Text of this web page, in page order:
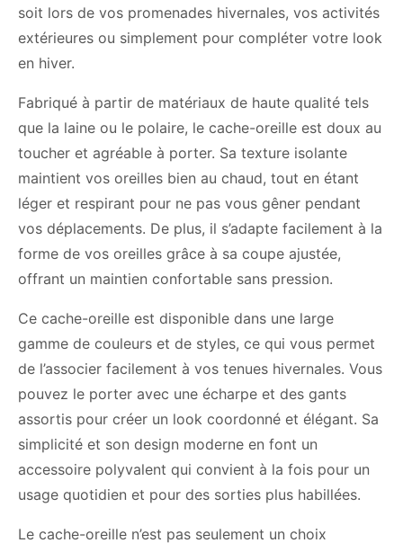
soit lors de vos promenades hivernales, vos activités
extérieures ou simplement pour compléter votre look
en hiver.
Fabriqué à partir de matériaux de haute qualité tels
que la laine ou le polaire, le cache-oreille est doux au
toucher et agréable à porter. Sa texture isolante
maintient vos oreilles bien au chaud, tout en étant
léger et respirant pour ne pas vous gêner pendant
vos déplacements. De plus, il s’adapte facilement à la
forme de vos oreilles grâce à sa coupe ajustée,
offrant un maintien confortable sans pression.
Ce cache-oreille est disponible dans une large
gamme de couleurs et de styles, ce qui vous permet
de l’associer facilement à vos tenues hivernales. Vous
pouvez le porter avec une écharpe et des gants
assortis pour créer un look coordonné et élégant. Sa
simplicité et son design moderne en font un
accessoire polyvalent qui convient à la fois pour un
usage quotidien et pour des sorties plus habillées.
Le cache-oreille n’est pas seulement un choix